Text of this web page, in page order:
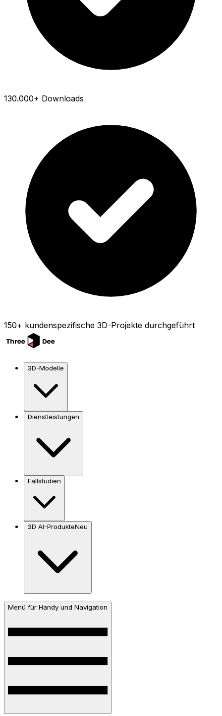
130.000+ Downloads
150+ kundenspezifische 3D-Projekte durchgeführt
3D-Modelle
Dienstleistungen
Fallstudien
3D AI-ProdukteNeu
Menü für Handy und Navigation